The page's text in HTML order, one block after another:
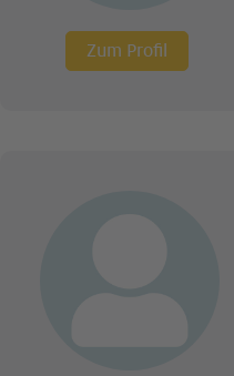
Zum Profil